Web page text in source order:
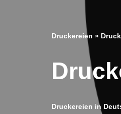
Druckereien »
Druckereien in